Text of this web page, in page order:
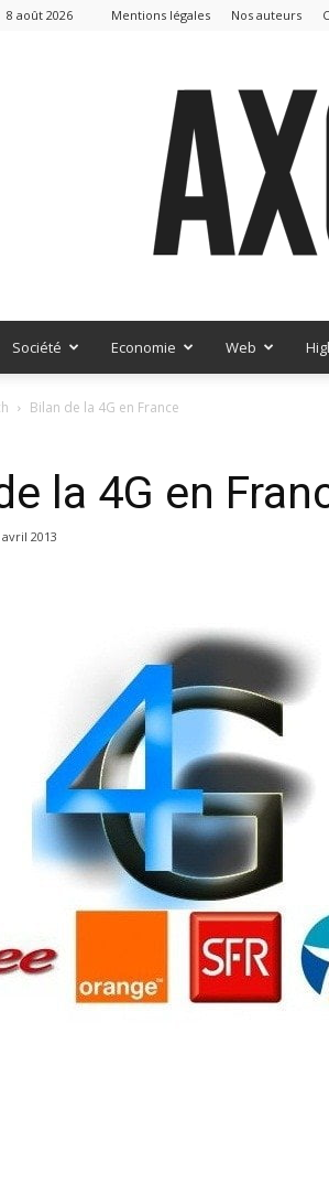
8 août 2026 Mentions légales Nos auteurs
Société Economie Web
Bilan de la 4G en France
la 4G en
avril 2013